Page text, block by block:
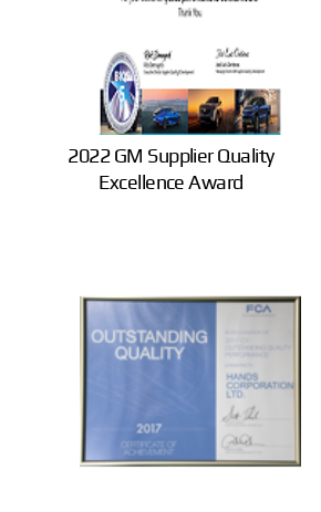
2022 GM Supplier Quality
Excellence Award